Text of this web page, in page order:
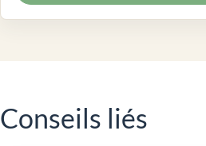
Conseils liés